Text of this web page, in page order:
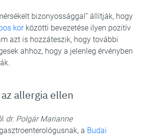
bizonyossággal” állítják, hogy
korközötti bevezetése ilyen pozitív
azt is hozzáteszik, hogy további
ahhoz, hogy a jelenleg érvényben
allergia ellen
dr. Polgár Marianne
a Budai